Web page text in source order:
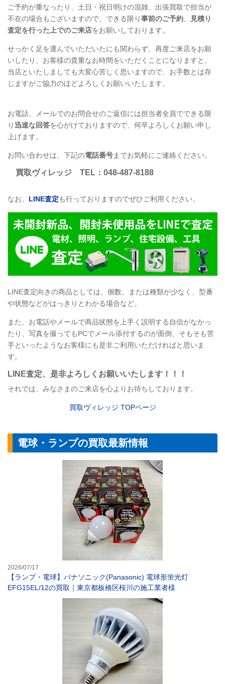
ご予約が重なったり、土日・祝日明けの混雑、出張買取で担当が
不在の場合もございますので、できる限り事前のご予約、
見積り
査定を行った上でのご来店をお願いしております。
せっかく足を運んでいただいたにも関わらず、再度ご来店をお願
いしたり、お客様の貴重なお時間をいただくことになりますと、
当店といたしましても大変心苦しく思いますので、お手数とは存
じますがご協力のほどよろしくお願いいたします。
お電話、メールでのお問合せのご返信には担当者全員でできる限
り迅速な回答を心がけておりますので、何卒よろしくお願い申し
上げます。
お問い合わせは、下記の電話番号までお気軽にご連絡ください。
買取ヴィレッジ TEL ：048-487-8188
なお、 LINE査定も行っておりますのでぜひご利用ください。
LINE査定向きの商品としては、個数、または種類が少なく、型番
や状態などがはっきりとわかる場合など。
また、お電話やメールで商品状態を上手く説明する自信がなかっ
たり、写真を撮ってもPCでメール添付するのが面倒、そもそも苦
手といったようなお客様にも是非ご利用いただければと思いま
す。
LINE査定、是非よろしくお願いいたします！！！
それでは、みなさまのご来店を心よりお待ちしております。
買取ヴィレッジ TOPページ
電球・ランプの買取最新情報
2026/07/17
【ランプ・電球】パナソニック(Panasonic) 電球形蛍光灯
EFG15EL/12の買取｜東京都板橋区桜川の施工業者様